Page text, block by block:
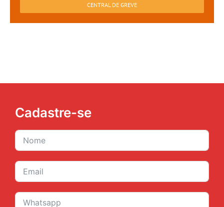
CENTRAL DE GREVE
Cadastre-se